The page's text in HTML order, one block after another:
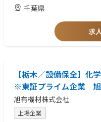
■募集背景
※ 投資事例）生成AI市場拡大に
当社 佐倉事業所に新工場を建設
■歓迎条件
・強度計算、モータ選定、エア
■求める人物像
・自己の技術向上に常に務めて
千葉県
求
【栃木／設備保全】化
※東証プライム企業 旭
旭有機材株式会社
上場企業